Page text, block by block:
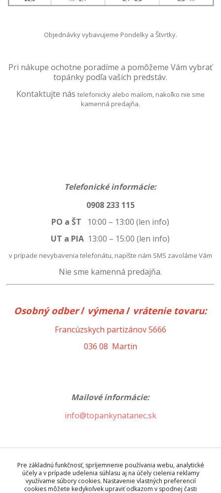
Objednávky vybavujeme Pondelky a Štvrtky.
Pri nákupe ochotne poradíme a pomôžeme Vám vybrať
topánky podľa vašich predstáv.
Kontaktujte nás telefonicky alebo mailom, nakoľko nie sme
kamenná predajňa.
Telefonické informácie:
0908 233 115
PO a ŠT 10:00 – 13:00 (len info)
UT a PIA 13:00 – 15:00 (len info)
v prípade nevybavenia telefonátu, napíšte nám SMS zavoláme Vám
Nie sme kamenná predajňa.
Osobný odber/ výmena/ vrátenie tovaru:
Francúzskych partizánov 5666
036 08 Martin
Mailové informácie:
info@topankynatanec.sk
Prajeme príjemné nakupovanie.
Tím topankynatanec.sk
Pre základnú funkčnosť, spríjemnenie používania webu, analytické
účely a v prípade udelenia súhlasu aj na účely cielenia reklamy
využívame súbory cookies. Nastavenie vlastných preferencií
cookies môžete kedykoľvek upraviť odkazom v spodnej časti